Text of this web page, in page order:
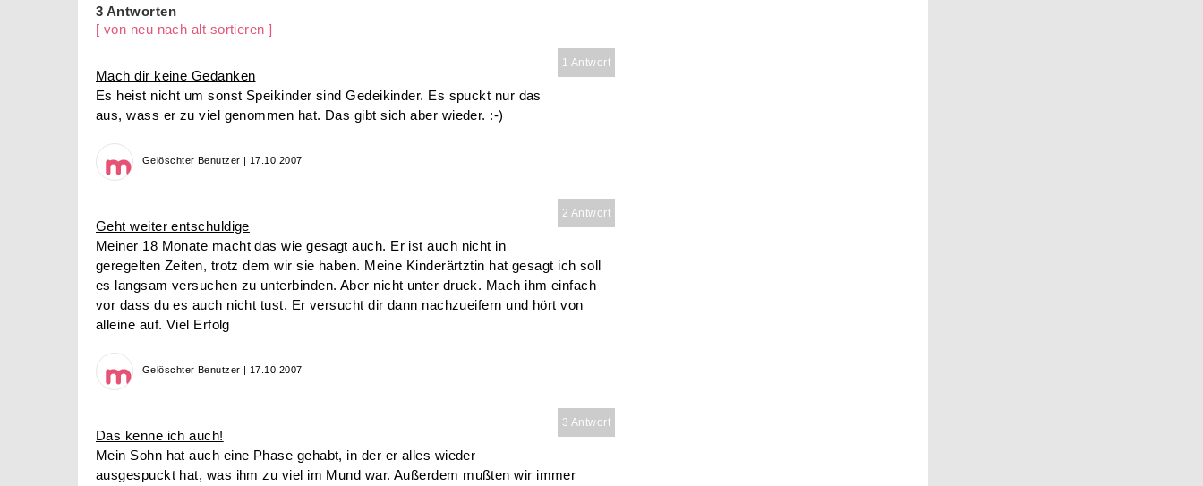
3 Antworten
[ von neu nach alt sortieren ]
1 Antwort
Mach dir keine Gedanken
Es heist nicht um sonst Speikinder sind Gedeikinder. Es spuckt nur das
aus, wass er zu viel genommen hat. Das gibt sich aber wieder. :-)
Gelöschter Benutzer | 17.10.2007
2 Antwort
Geht weiter entschuldige
Meiner 18 Monate macht das wie gesagt auch. Er ist auch nicht in
geregelten Zeiten, trotz dem wir sie haben. Meine Kinderärtztin hat gesagt ich soll
es langsam versuchen zu unterbinden. Aber nicht unter druck. Mach ihm einfach
vor dass du es auch nicht tust. Er versucht dir dann nachzueifern und hört von
alleine auf. Viel Erfolg
Gelöschter Benutzer | 17.10.2007
3 Antwort
Das kenne ich auch!
Mein Sohn hat auch eine Phase gehabt, in der er alles wieder
ausgespuckt hat, was ihm zu viel im Mund war. Außerdem mußten wir immer